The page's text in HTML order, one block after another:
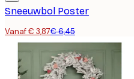
Sneeuwbol Poster
Vanaf € 3,87€ 6,45